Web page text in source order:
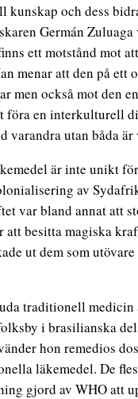
kunskap och dess
Germán
ett motstånd mot
menar att den på ett
men också mot den
föra en interkulturell
varandra utan båda
är inte unikt
av
var bland annat att
besitta magiska
ut dem som
traditionell medicin
i brasilianska
hon remedios
läkemedel. De
gjord av WHO att